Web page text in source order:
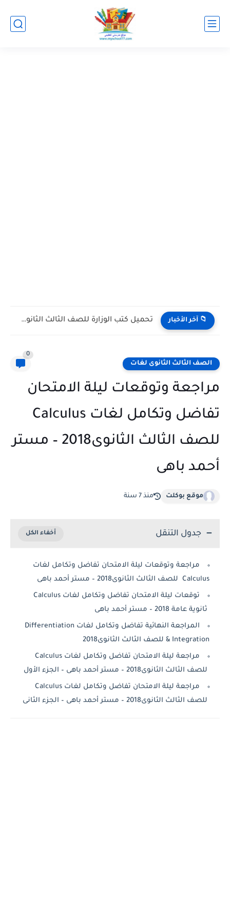
📁 آخر الأخبار
الصف الثالث الثانوى لغات
0
مراجعة وتوقعات ليلة الامتحان
تفاضل وتكامل لغات Calculus
للصف الثالث الثانوى2018 – مستر
أحمد باهى
موقع بوكلت منذ 7 سنة
جدول التنقل
مراجعة وتوقعات ليلة الامتحان تفاضل وتكامل لغات
Calculus للصف الثالث الثانوى2018 – مستر أحمد باهى
توقعات ليلة الامتحان تفاضل وتكامل لغات Calculus
ثانوية عامة 2018 – مستر أحمد باهى
المراجعة النهائية تفاضل وتكامل لغات Differentiation
& Integration للصف الثالث الثانوى2018
مراجعة ليلة الامتحان تفاضل وتكامل لغات Calculus
للصف الثالث الثانوى2018 – مستر أحمد باهى – الجزء الأول
مراجعة ليلة الامتحان تفاضل وتكامل لغات Calculus
للصف الثالث الثانوى2018 – مستر أحمد باهى – الجزء الثانى